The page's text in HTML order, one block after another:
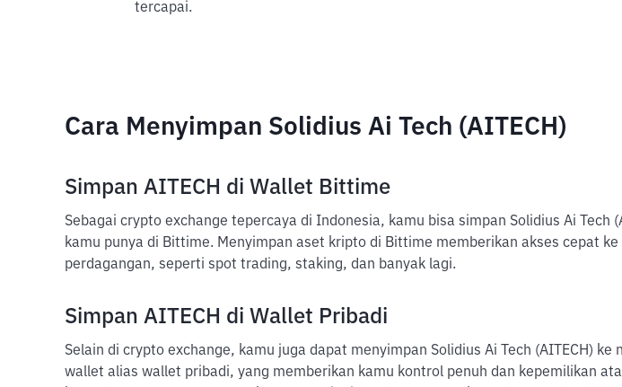
tercapai.
Cara Menyimpan Solidius Ai Tech (AITECH)
Simpan AITECH di Wallet Bittime
Sebagai crypto exchange tepercaya di Indonesia, kamu bisa simpan Solidius Ai Tech
kamu punya di Bittime. Menyimpan aset kripto di Bittime memberikan akses cepat ke
perdagangan, seperti spot trading, staking, dan banyak lagi.
Simpan AITECH di Wallet Pribadi
Selain di crypto exchange, kamu juga dapat menyimpan Solidius Ai Tech (AITECH) ke
wallet alias wallet pribadi, yang memberikan kamu kontrol penuh dan kepemilikan